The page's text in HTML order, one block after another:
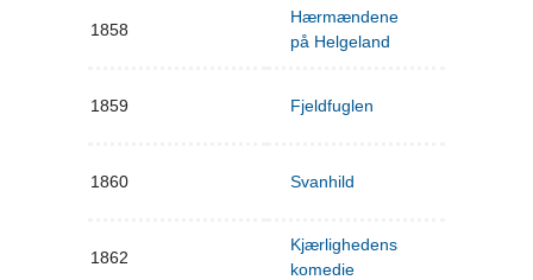
1858
Hærmændene
på Helgeland
1859 Fjeldfuglen
1860 Svanhild
1862
Kjærlighedens
komedie